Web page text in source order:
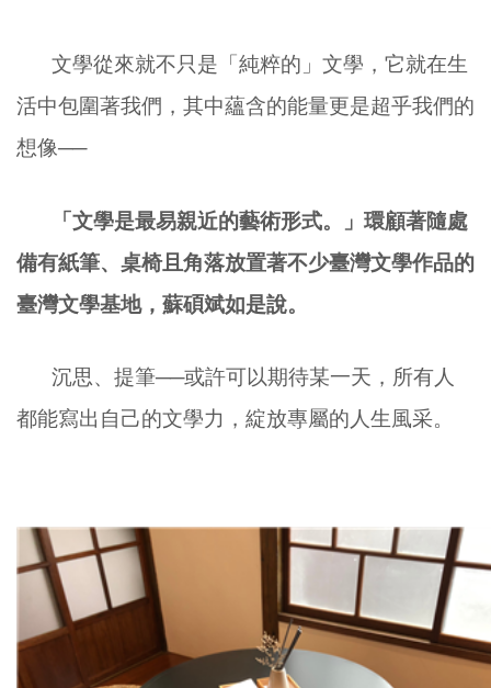
文學從來就不只是「純粹的」文學，它就在生
活中包圍著我們，其中蘊含的能量更是超乎我們的
想像──
「文學是最易親近的藝術形式。」環顧著隨處
備有紙筆、桌椅且角落放置著不少臺灣文學作品的
臺灣文學基地，蘇碩斌如是說。
沉思、提筆──或許可以期待某一天，所有人
都能寫出自己的文學力，綻放專屬的人生風采。